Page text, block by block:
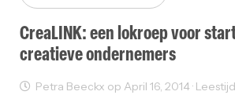
CreaLINK: een lokroep voor
creatieve ondernemers
Petra Beeckx op April 16, 2014 ·